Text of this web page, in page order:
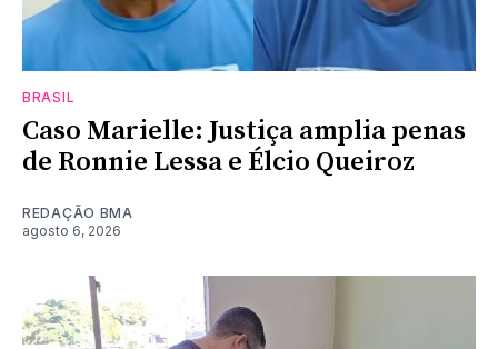
BRASIL
Caso Marielle: Justiça amplia penas
de Ronnie Lessa e Élcio Queiroz
REDAÇÃO BMA
agosto 6, 2026